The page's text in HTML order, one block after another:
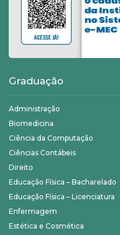
Graduação
Administração
Biomedicina
Ciência da Computação
Ciências Contábeis
Direito
Educação Física – Bacharelado
Educação Física – Licenciatura
Enfermagem
Estética e Cosmética